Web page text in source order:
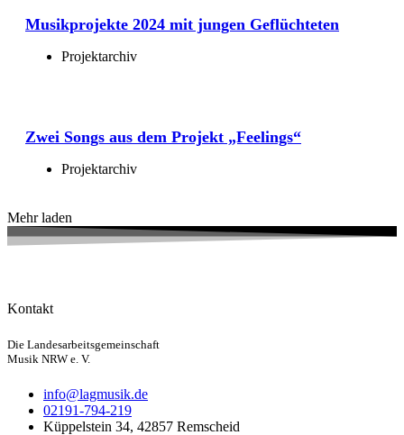
Musikprojekte 2024 mit jungen Geflüchteten
Projektarchiv
Zwei Songs aus dem Projekt „Feelings“
Projektarchiv
Mehr laden
Kontakt
Die Landesarbeitsgemeinschaft
Musik NRW e. V.
info@lagmusik.de
02191-794-219
Küppelstein 34, 42857 Remscheid